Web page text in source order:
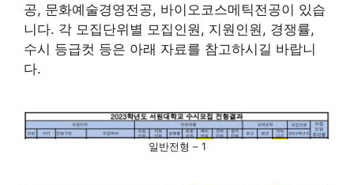
공, 문화예술경영전공, 바이오코스메틱전공이 있습
니다. 각 모집단위별 모집인원, 지원인원, 경쟁률,
수시 등급컷 등은 아래 자료를 참고하시길 바랍니
다.
일반전형 – 1